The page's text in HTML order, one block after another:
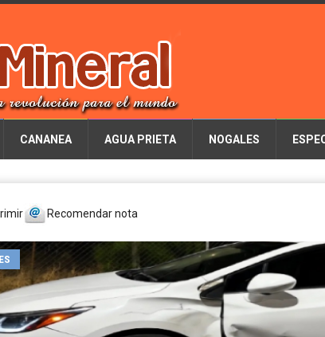
CANANEA AGUA PRIETA NOGALES
Recomendar nota